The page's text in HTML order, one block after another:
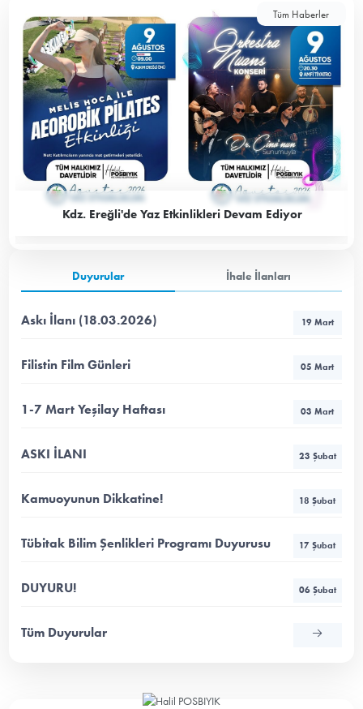
Tüm Haberler
Kdz. Ereğli'de Yaz Etkinlikleri Devam Ediyor
Duyurular İhale İlanları
Askı İlanı (18.03.2026) 19 Mart
Filistin Film Günleri 05 Mart
1-7 Mart Yeşilay Haftası 03 Mart
ASKI İLANI 23 Şubat
Kamuoyunun Dikkatine! 18 Şubat
Tübitak Bilim Şenlikleri Programı Duyurusu 17 Şubat
DUYURU! 06 Şubat
Tüm Duyurular